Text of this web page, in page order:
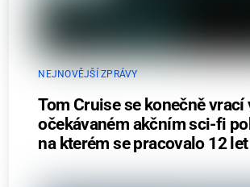
NEJNOVĚJŠÍ ZPRÁVY
Tom Cruise se konečně vrací
očekávaném akčním sci-fi
na kterém se pracovalo 12 let